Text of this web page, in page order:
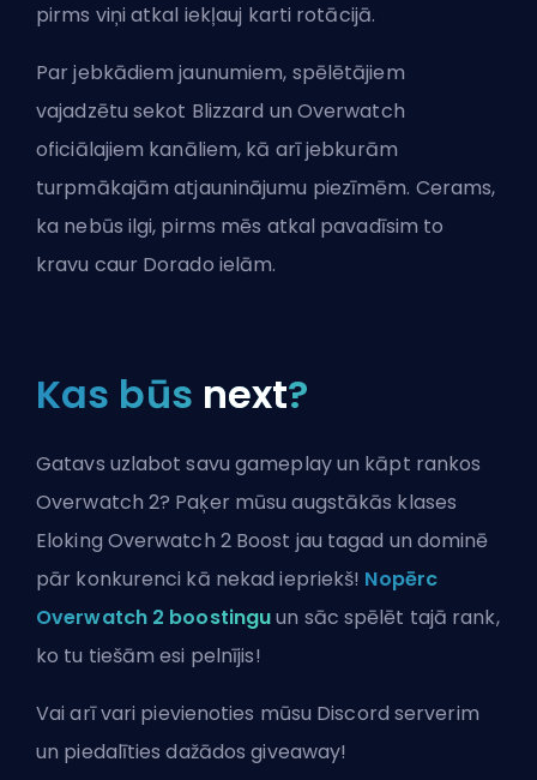
pirms viņi atkal iekļauj karti rotācijā.
Par jebkādiem jaunumiem, spēlētājiem
vajadzētu sekot Blizzard un Overwatch
oficiālajiem kanāliem, kā arī jebkurām
turpmākajām atjauninājumu piezīmēm. Cerams,
ka nebūs ilgi, pirms mēs atkal pavadīsim to
kravu caur Dorado ielām.
Kas būs next?
Gatavs uzlabot savu gameplay un kāpt rankos
Overwatch 2? Paķer mūsu augstākās klases
Eloking Overwatch 2 Boost jau tagad un dominē
pār konkurenci kā nekad iepriekš! Nopērc
Overwatch 2 boostinguun sāc spēlēt tajā rank,
ko tu tiešām esi pelnījis!
Vai arī vari pievienoties mūsu Discord serverim
un piedalīties dažādos giveaway!